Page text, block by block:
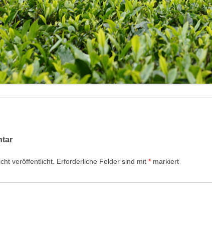
veröffentlicht. Erforderliche Felder sind mit * markiert